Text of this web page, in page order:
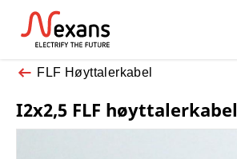
FLF Høyttalerkabel
I2x2,5 FLF høyttalerkabel